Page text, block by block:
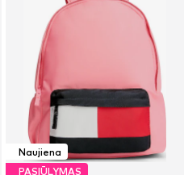
Naujiena
PASIŪLYMAS